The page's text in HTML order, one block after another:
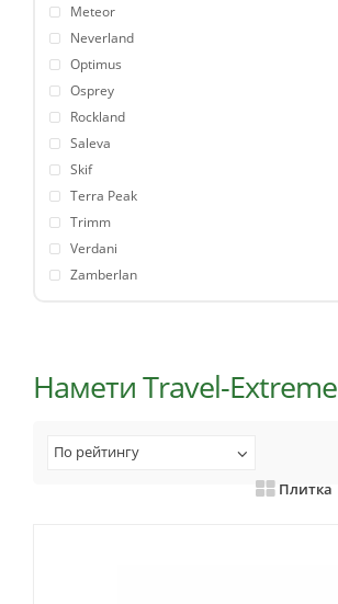
Meteor
Neverland
Optimus
Osprey
Rockland
Saleva
Skif
Terra Peak
Trimm
Verdani
Zamberlan
Намети Travel-Extreme
По рейтингу
Плитка